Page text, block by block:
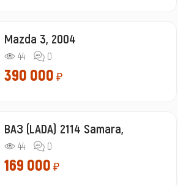
Mazda 3, 2004
44 0
390 000 ₽
ВАЗ (LADA) 2114 Samara,
44 0
169 000 ₽